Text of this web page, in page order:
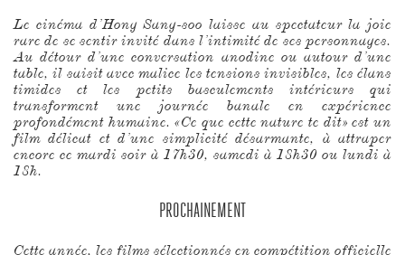
Le cinéma d’Hong Sang-soo laisse au spectateur la joie
rare de se sentir invité dans l’intimité de ses personnages.
Au détour d’une conversation anodine ou autour d’une
table, il saisit avec malice les tensions invisibles, les élans
timides et les petits basculements intérieurs qui
transforment une journée banale en expérience
profondément humaine. «Ce que cette nature te dit» est un
film délicat et d’une simplicité désarmante, à attraper
encore ce mardi soir à 17h30, samedi à 18h30 ou lundi à
18h.
PROCHAINEMENT
Cette année, les films sélectionnés en compétition officielle